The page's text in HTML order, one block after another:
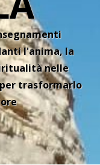
l'anima, la
nelle
trasformarlo